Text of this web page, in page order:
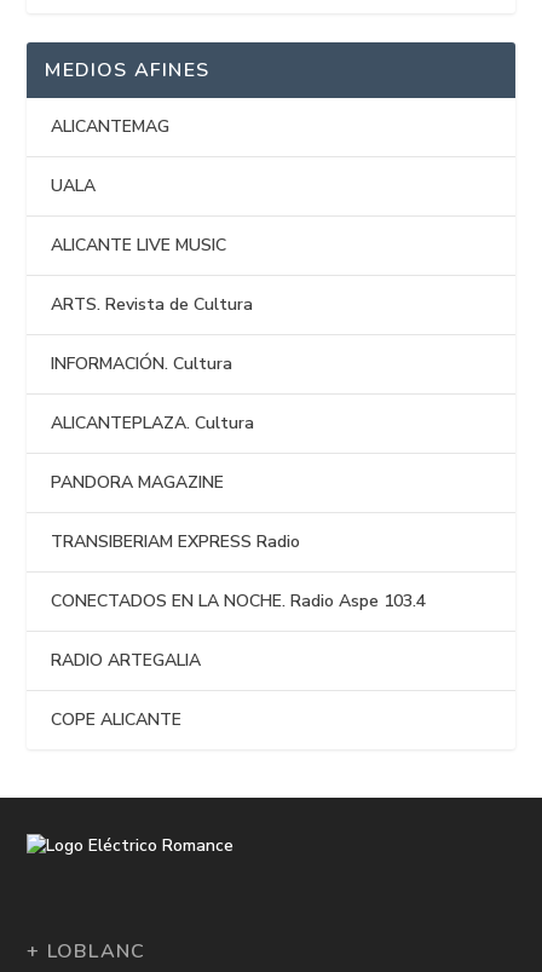
MEDIOS AFINES
ALICANTEMAG
UALA
ALICANTE LIVE MUSIC
ARTS. Revista de Cultura
INFORMACIÓN. Cultura
ALICANTEPLAZA. Cultura
PANDORA MAGAZINE
TRANSIBERIAM EXPRESS Radio
CONECTADOS EN LA NOCHE. Radio Aspe 103.4
RADIO ARTEGALIA
COPE ALICANTE
+ LOBLANC